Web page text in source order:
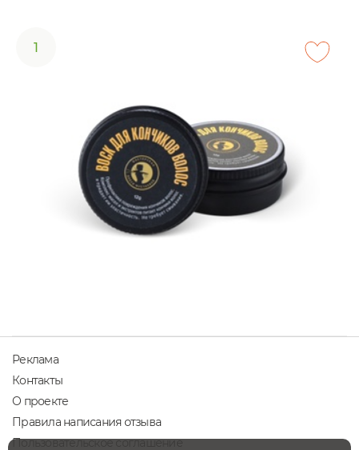
1
Реклама
Контакты
О проекте
Правила написания отзыва
Пользовательское соглашение